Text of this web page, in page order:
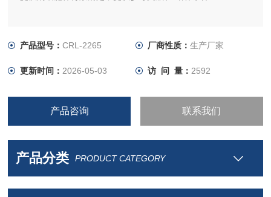
产品型号：CRL-2265 厂商性质： 生产厂家
更新时间： 2026-05-03 访 问 量： 2592
产品咨询 联系我们
产品分类 PRODUCT CATEGORY